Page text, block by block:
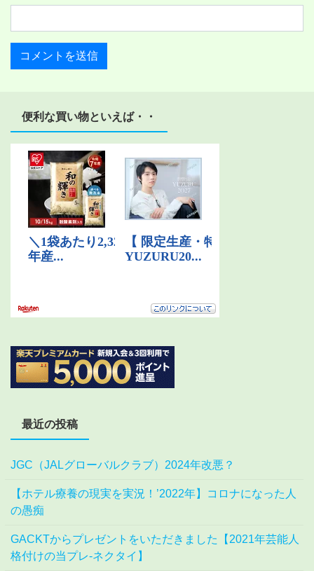
便利な買い物といえば・・
最近の投稿
JGC（JALグローバルクラブ）2024年改悪？
【ホテル療養の現実を実況！’2022年】コロナになった人
の愚痴
GACKTからプレゼントをいただきました【2021年芸能人
格付けの当プレ-ネクタイ】